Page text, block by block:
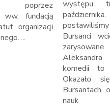
poprzez
fundacją
organizacji
...
występu
Bursanci
komedii to
Okazało
Bursantach,
nauk